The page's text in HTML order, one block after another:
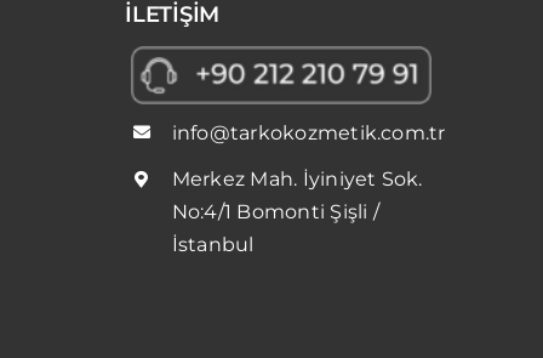
İLETİŞİM
info@tarkokozmetik.com.tr
Merkez Mah. İyiniyet Sok.
No:4/1 Bomonti Şişli /
İstanbul